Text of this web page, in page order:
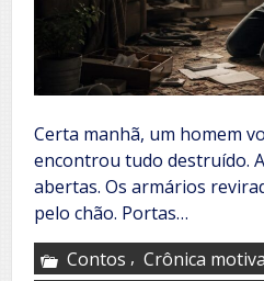
Certa manhã, um homem
encontrou tudo destruído.
abertas. Os armários
pelo chão. Portas…
Contos , Crônica